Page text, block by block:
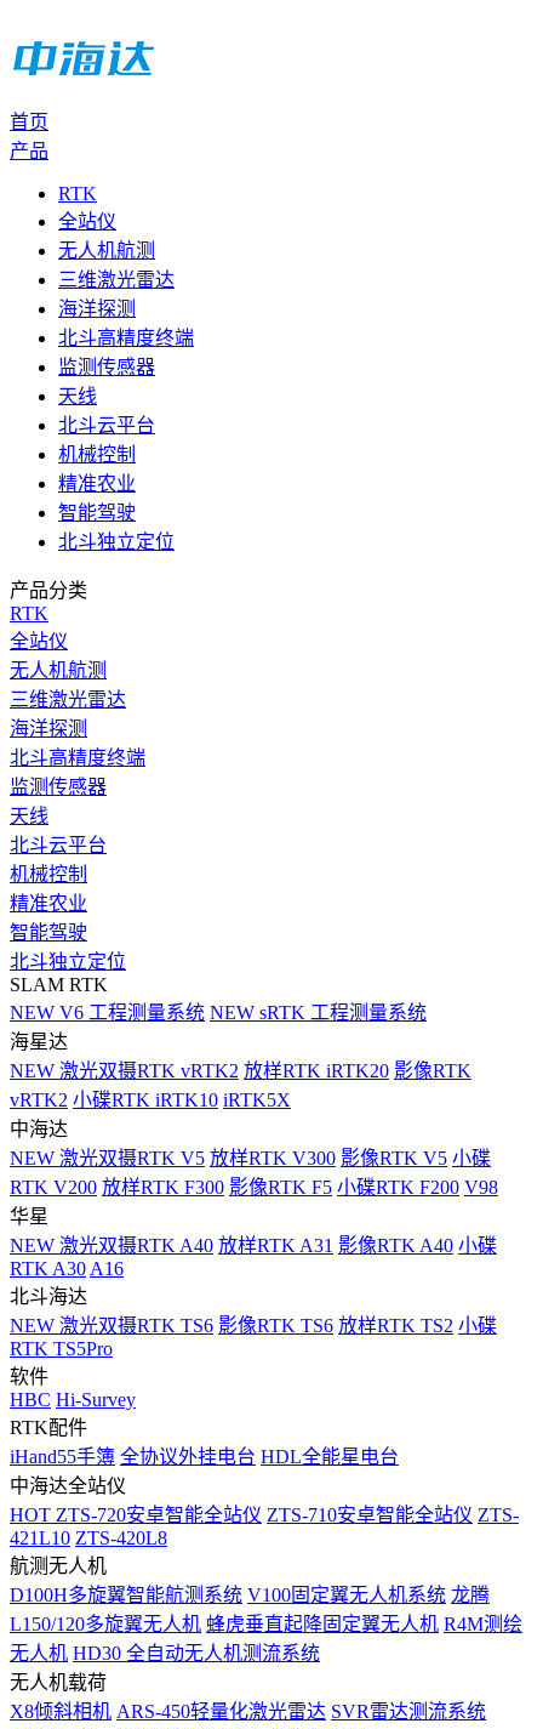
首页
产品
RTK
全站仪
无人机航测
三维激光雷达
海洋探测
北斗高精度终端
监测传感器
天线
北斗云平台
机械控制
精准农业
智能驾驶
北斗独立定位
产品分类
RTK
全站仪
无人机航测
三维激光雷达
海洋探测
北斗高精度终端
监测传感器
天线
北斗云平台
机械控制
精准农业
智能驾驶
北斗独立定位
SLAM RTK
NEW V6 工程测量系统 NEW sRTK 工程测量系统
海星达
NEW 激光双摄RTK vRTK2 放样RTK iRTK20 影像RTK
vRTK2 小碟RTK iRTK10 iRTK5X
中海达
NEW 激光双摄RTK V5 放样RTK V300 影像RTK V5 小碟
RTK V200 放样RTK F300 影像RTK F5 小碟RTK F200 V98
华星
NEW 激光双摄RTK A40 放样RTK A31 影像RTK A40 小碟
RTK A30 A16
北斗海达
NEW 激光双摄RTK TS6 影像RTK TS6 放样RTK TS2 小碟
RTK TS5Pro
软件
HBC Hi-Survey
RTK配件
iHand55手簿 全协议外挂电台 HDL全能星电台
中海达全站仪
HOT ZTS-720安卓智能全站仪 ZTS-710安卓智能全站仪 ZTS-
421L10 ZTS-420L8
航测无人机
D100H多旋翼智能航测系统 V100固定翼无人机系统 龙腾
L150/120多旋翼无人机 蜂虎垂直起降固定翼无人机 R4M测绘
无人机 HD30 全自动无人机测流系统
无人机载荷
X8倾斜相机 ARS-450轻量化激光雷达 SVR雷达测流系统